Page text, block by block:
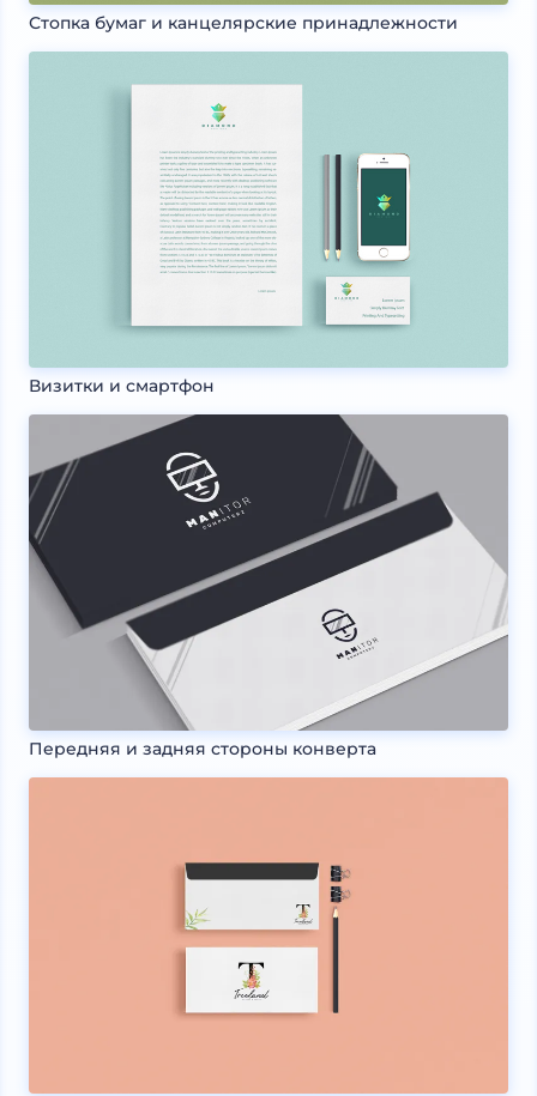
Стопка бумаг и канцелярские принадлежности
Визитки и смартфон
Передняя и задняя стороны конверта